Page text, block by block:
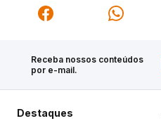
Receba nossos conteúdos
por e-mail.
Destaques